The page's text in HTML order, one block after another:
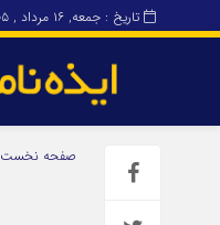
تاریخ : جمعه, ۱۶ مرداد , ۱۴۰۵
برگه نمونهصفحه نخست